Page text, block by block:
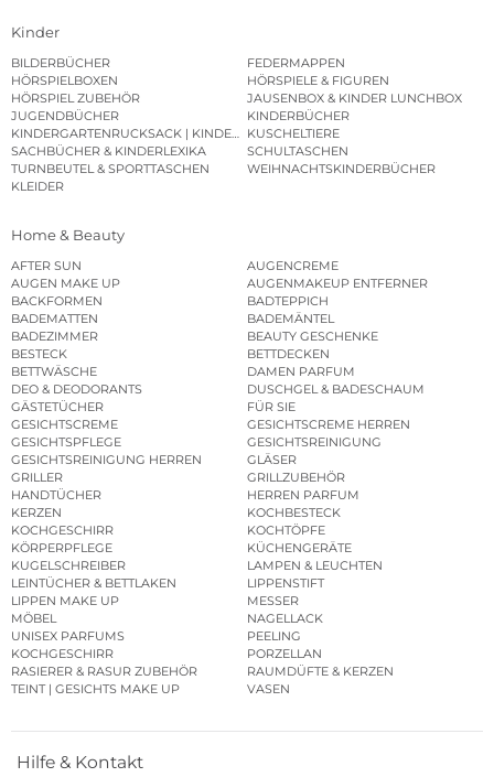
Kinder
BILDERBÜCHER
FEDERMAPPEN
HÖRSPIELBOXEN
HÖRSPIELE & FIGUREN
HÖRSPIEL ZUBEHÖR
JAUSENBOX & KINDER LUNCHBOX
JUGENDBÜCHER
KINDERBÜCHER
KINDERGARTENRUCKSACK | KINDERGARTENBEUTEL
KUSCHELTIERE
SACHBÜCHER & KINDERLEXIKA
SCHULTASCHEN
TURNBEUTEL & SPORTTASCHEN
WEIHNACHTSKINDERBÜCHER
KLEIDER
Home & Beauty
AFTER SUN
AUGENCREME
AUGEN MAKE UP
AUGENMAKEUP ENTFERNER
BACKFORMEN
BADTEPPICH
BADEMATTEN
BADEMÄNTEL
BADEZIMMER
BEAUTY GESCHENKE
BESTECK
BETTDECKEN
BETTWÄSCHE
DAMEN PARFUM
DEO & DEODORANTS
DUSCHGEL & BADESCHAUM
GÄSTETÜCHER
FÜR SIE
GESICHTSCREME
GESICHTSCREME HERREN
GESICHTSPFLEGE
GESICHTSREINIGUNG
GESICHTSREINIGUNG HERREN
GLÄSER
GRILLER
GRILLZUBEHÖR
HANDTÜCHER
HERREN PARFUM
KERZEN
KOCHBESTECK
KOCHGESCHIRR
KOCHTÖPFE
KÖRPERPFLEGE
KÜCHENGERÄTE
KUGELSCHREIBER
LAMPEN & LEUCHTEN
LEINTÜCHER & BETTLAKEN
LIPPENSTIFT
LIPPEN MAKE UP
MESSER
MÖBEL
NAGELLACK
UNISEX PARFUMS
PEELING
KOCHGESCHIRR
PORZELLAN
RASIERER & RASUR ZUBEHÖR
RAUMDÜFTE & KERZEN
TEINT | GESICHTS MAKE UP
VASEN
Hilfe & Kontakt